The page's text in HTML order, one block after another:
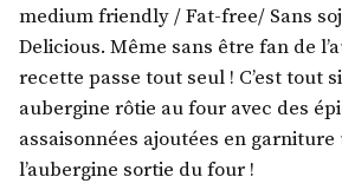
medium friendly / Fat-free/ Sans
Delicious. Même sans être fan de
recette passe tout seul ! C’est tout
aubergine rôtie au four avec des
assaisonnées ajoutées en garniture
l’aubergine sortie du four !